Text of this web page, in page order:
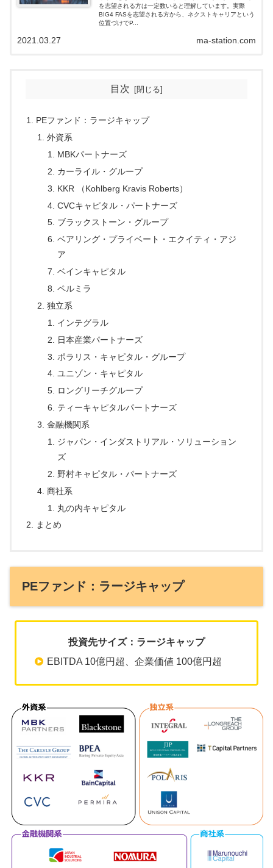
を志望される方は一定数いると理解しています。実際
BIG4 FASを志望される方から、ネクストキャリアという
位置づけでP...
ma-station.com
2021.03.27
目次
PEファンド：ラージキャップ
外資系
MBKパートナーズ
カーライル・グループ
KKR （Kohlberg Kravis Roberts）
CVCキャピタル・パートナーズ
ブラックストーン・グループ
ベアリング・プライベート・エクイティ・アジ
ア
ベインキャピタル
ペルミラ
独立系
インテグラル
日本産業パートナーズ
ポラリス・キャピタル・グループ
ユニゾン・キャピタル
ロングリーチグループ
ティーキャピタルパートナーズ
金融機関系
ジャパン・インダストリアル・ソリューション
ズ
野村キャピタル・パートナーズ
商社系
丸の内キャピタル
まとめ
PEファンド：ラージキャップ
投資先サイズ：ラージキャップ
EBITDA 10億円超、企業価値 100億円超